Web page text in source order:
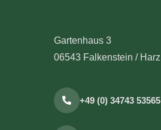
Gartenhaus 3
06543 Falkenstein / Harz
+49 (0) 34743 53565